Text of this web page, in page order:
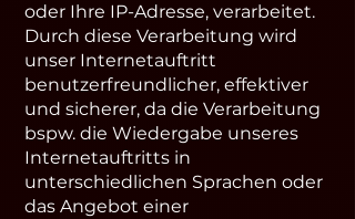
oder Ihre IP-Adresse, verarbeitet.
Durch diese Verarbeitung wird
unser Internetauftritt
benutzerfreundlicher, effektiver
und sicherer, da die Verarbeitung
bspw. die Wiedergabe unseres
Internetauftritts in
unterschiedlichen Sprachen oder
das Angebot einer